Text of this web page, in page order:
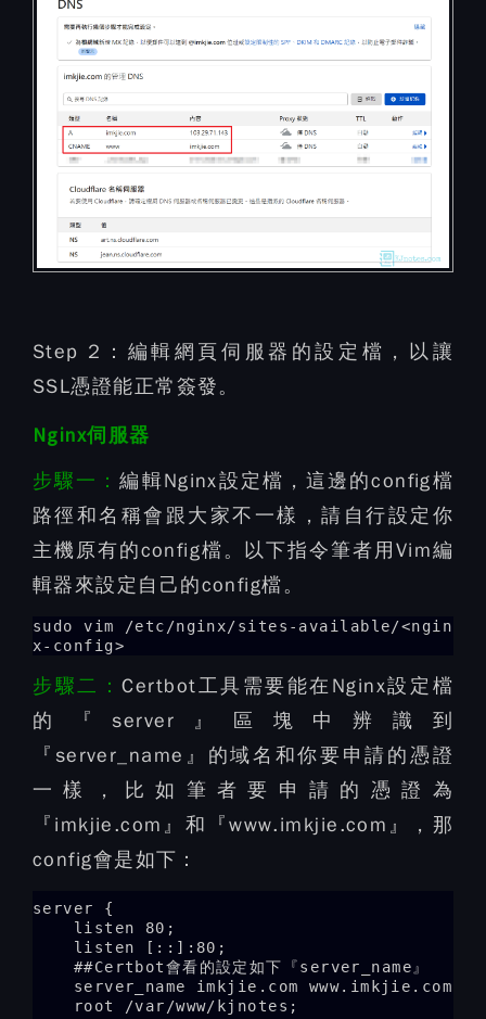
Step 2： 編輯網頁伺服器的設定檔，以讓
SSL憑證能正常簽發。
Nginx伺服器
步驟一：編輯Nginx設定檔，這邊的config檔
路徑和名稱會跟大家不一樣，請自行設定你
主機原有的config檔。以下指令筆者用Vim編
輯器來設定自己的config檔。
sudo vim /etc/nginx/sites-available/<ngin
x-config>
步驟二：Certbot工具需要能在Nginx設定檔
的『server』區塊中辨識到
『server_name』的域名和你要申請的憑證
一樣，比如筆者要申請的憑證為
『imkjie.com』和『www.imkjie.com』，那
config會是如下：
server {
    listen 80;
    listen [::]:80;
    ##Certbot會看的設定如下『server_name』
    server_name imkjie.com www.imkjie.com;
    root /var/www/kjnotes;